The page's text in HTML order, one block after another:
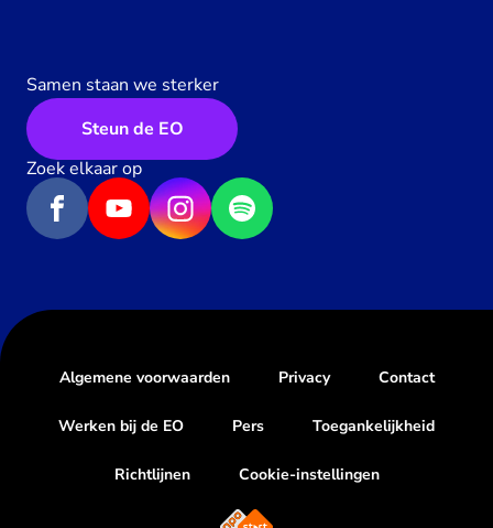
Samen staan we sterker
Steun de EO
Zoek elkaar op
Algemene voorwaarden Privacy Contact
Werken bij de EO Pers Toegankelijkheid
Richtlijnen Cookie-instellingen